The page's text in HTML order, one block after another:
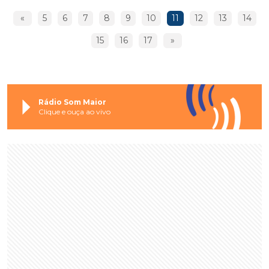
« 5 6 7 8 9 10 11 12 13 14
15 16 17 »
Rádio Som Maior
Clique e ouça ao vivo